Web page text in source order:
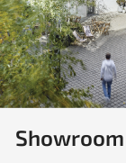
Showroom